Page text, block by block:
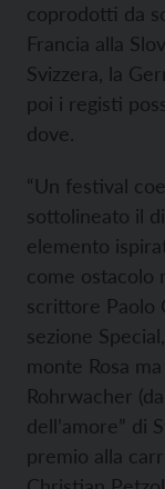
coprodotti da
Francia alla
Svizzera, la
poi i registi
dove.
“Un festival
sottolineato il
elemento
come ostacolo
scrittore Paolo
sezione
monte Rosa
Rohrwacher
dell’amore” di
premio alla